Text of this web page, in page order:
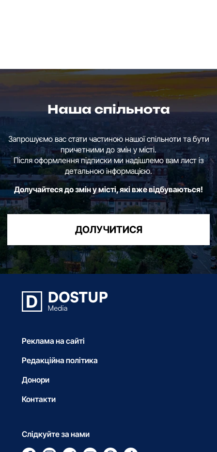
Наша спільнота
Запрошуємо вас стати частиною нашої спільноти та бути
причетними до змін у місті.
Після оформлення підписки ми надішлемо вам лист із
детальною інформацією.
Долучайтеся до змін у місті, які вже відбуваються!
ДОЛУЧИТИСЯ
Реклама на сайті
Редакційна політика
Донори
Контакти
Слідкуйте за нами